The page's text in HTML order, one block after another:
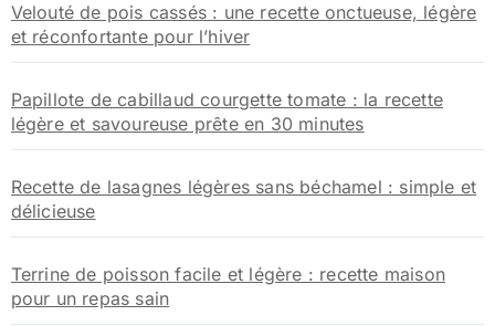
Velouté de pois cassés : une recette onctueuse, légère
et réconfortante pour l’hiver
Papillote de cabillaud courgette tomate : la recette
légère et savoureuse prête en 30 minutes
Recette de lasagnes légères sans béchamel : simple et
délicieuse
Terrine de poisson facile et légère : recette maison
pour un repas sain